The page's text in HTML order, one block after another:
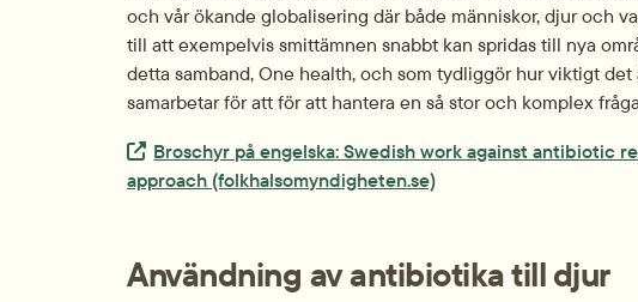
och vår ökande globalisering där både människor, djur och
till att exempelvis smittämnen snabbt kan spridas till nya
detta samband, One health, och som tydliggör hur viktigt
samarbetar för att för att hantera en så stor och komplex
Extern länk.
Broschyr på engelska: Swedish work against antibiotic
approach (folkhalsomyndigheten.se)
Användning av antibiotika till djur